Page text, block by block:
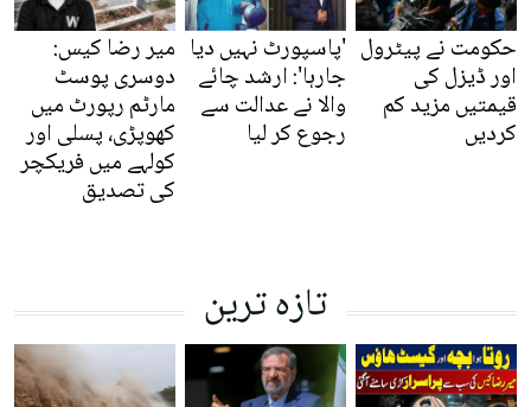
حکومت نے پیٹرول
اور ڈیزل کی
قیمتیں مزید کم
کردیں
'پاسپورٹ نہیں دیا
جارہا': ارشد چائے
والا نے عدالت سے
رجوع کر لیا
میر رضا کیس:
دوسری پوسٹ
مارٹم رپورٹ میں
کھوپڑی، پسلی اور
کولہے میں فریکچر
کی تصدیق
تازہ ترین